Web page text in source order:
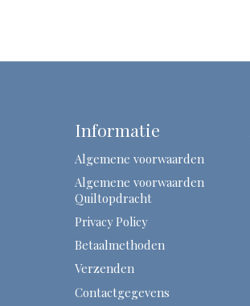
Informatie
Algemene voorwaarden
Algemene voorwaarden
Quiltopdracht
Privacy Policy
Betaalmethoden
Verzenden
Contactgegevens